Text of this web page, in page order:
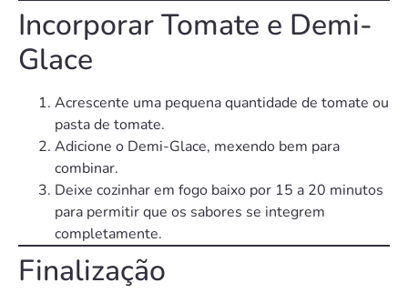
Incorporar Tomate e Demi-
Glace
Acrescente uma pequena quantidade de tomate ou
pasta de tomate.
Adicione o Demi-Glace, mexendo bem para
combinar.
Deixe cozinhar em fogo baixo por 15 a 20 minutos
para permitir que os sabores se integrem
completamente.
Finalização